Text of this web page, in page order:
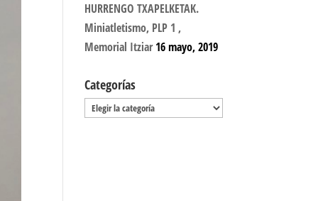
HURRENGO TXAPELKETAK.
Miniatletismo, PLP 1 ,
Memorial Itziar 16 mayo, 2019
Categorías
Categorías